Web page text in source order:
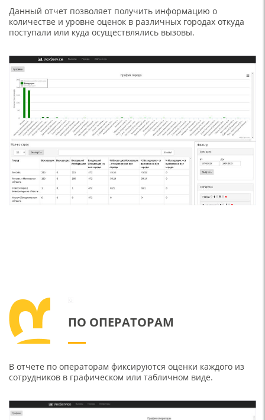
Данный отчет позволяет получить информацию о
количестве и уровне оценок в различных городах откуда
поступали или куда осуществлялись вызовы.
ПО ОПЕРАТОРАМ
В отчете по операторам фиксируются оценки каждого из
сотрудников в графическом или табличном виде.